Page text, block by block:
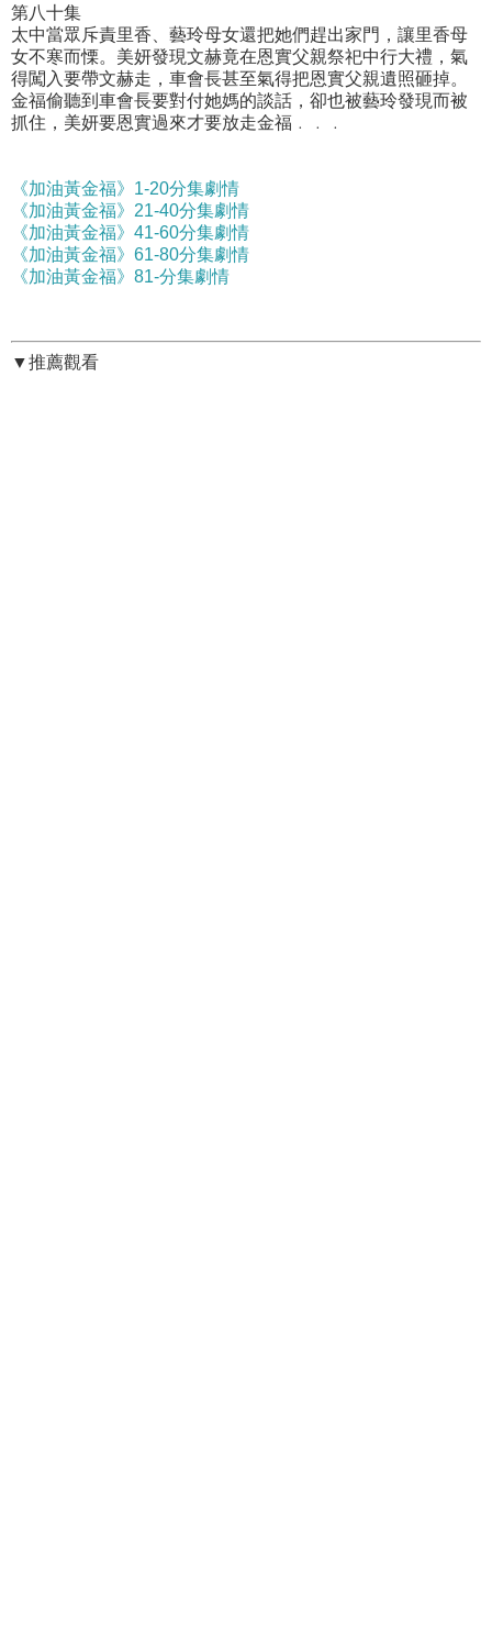
第八十集
太中當眾斥責里香、藝玲母女還把她們趕出家門，讓里香母
女不寒而慄。美妍發現文赫竟在恩實父親祭祀中行大禮，氣
得闖入要帶文赫走，車會長甚至氣得把恩實父親遺照砸掉。
金福偷聽到車會長要對付她媽的談話，卻也被藝玲發現而被
抓住，美妍要恩實過來才要放走金福﹒﹒﹒
《加油黃金福》1-20分集劇情
《加油黃金福》21-40分集劇情
《加油黃金福》41-60分集劇情
《加油黃金福》61-80分集劇情
《加油黃金福》81-分集劇情
▼推薦觀看